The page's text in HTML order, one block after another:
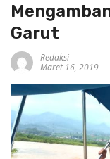
Garut
Redaksi
Maret 16, 2019